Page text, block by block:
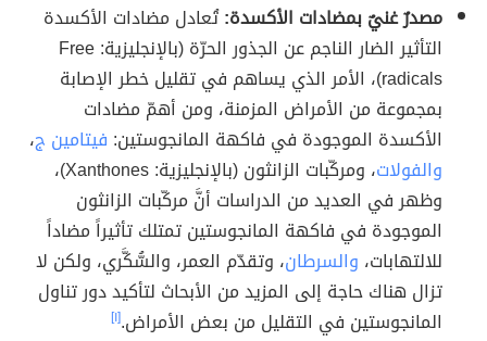
مصدرٌ غنيٌ بمضادات الأكسدة:تُعادل مضادات الأكسدة
التأثير الضار الناجم عن الجذور الحرّة (بالإنجليزية: Free
radicals)، الأمر الذي يساهم في تقليل خطر الإصابة
بمجموعة من الأمراض المزمنة، ومن أهمّ مضادات
الأكسدة الموجودة في فاكهة المانجوستين: فيتامين ج،
والفولات
، ومركّبات الزانثون (بالإنجليزية: Xanthones)،
وظهر في العديد من الدراسات أنَّ مركّبات الزانثون
الموجودة في فاكهة المانجوستين تمتلك تأثيراً مضاداً
للالتهابات، والسرطان، وتقدّم العمر، والسُّكَّري، ولكن لا
تزال هناك حاجة إلى المزيد من الأبحاث لتأكيد دور تناول
المانجوستين في التقليل من بعض الأمراض.[١]